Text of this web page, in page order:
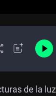
de la luz